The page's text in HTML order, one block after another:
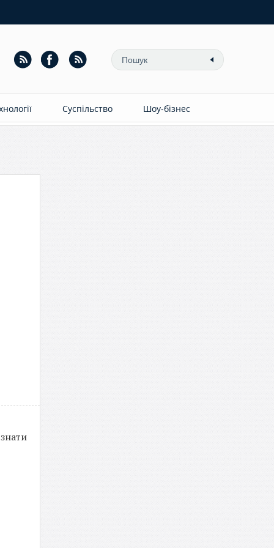
Суспільство Шоу-бізнес